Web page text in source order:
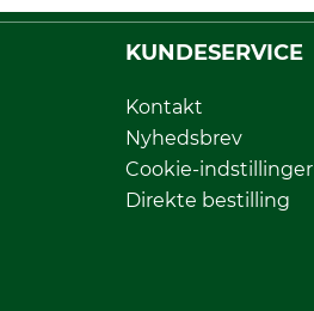
KUNDESERVICE
Kontakt
Nyhedsbrev
Cookie-indstillinger
Direkte bestilling